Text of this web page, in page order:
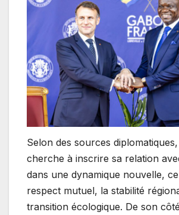
Selon des sources
cherche à inscrire sa relation
dans une dynamique nouvelle,
respect mutuel, la stabilité
transition écologique. De son